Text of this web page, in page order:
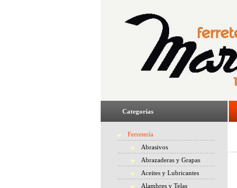
Categorías
Ferretería
Abrasivos
Abrazaderas y Grapas
Aceites y Lubricantes
Alambres y Telas